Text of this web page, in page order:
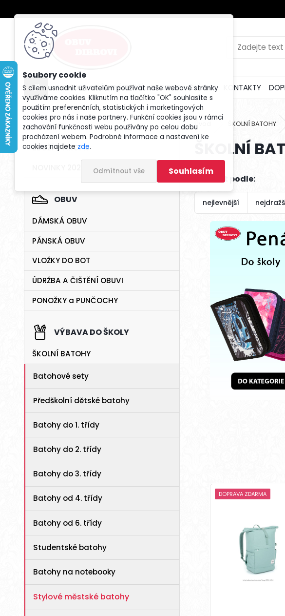
S cílem usnadnit uživatelům používat naše webové stránky
využíváme cookies. Kliknutím na tlačítko "OK" souhlasíte s
použitím preferenčních, statistických i marketingových
cookies pro nás i naše partnery. Funkční cookies jsou v rámci
zachování funkčnosti webu používány po celou dobu
procházení webem. Podrobné informace a nastavení ke
cookies najdete zde.
Odmítnout vše Souhlasím
E-SHOP VRÁCENÍ ZBOŽÍ RECENZE ČLÁNKY KONTAKTY
E-SHOP
ZBOŽÍ V AKCI %
OBUV
DÁMSKÁ OBUV
PÁNSKÁ OBUV
VLOŽKY DO BOT
ÚDRŽBA A ČIŠTĚNÍ OBUVI
PONOŽKY a PUNČOCHY
VÝBAVA DO ŠKOLY
ŠKOLNÍ BATOHY
Batohové sety
Předškolní dětské batohy
Batohy do 1. třídy
Batohy do 2. třídy
Batohy do 3. třídy
Batohy od 4. třídy
Batohy od 6. třídy
Studentské batohy
Batohy na notebooky
Stylové městské batohy
Úvod ŠKOLNÍ BATOHY
ŠKOLNÍ
Řadit podle:
nejlevnější
DOPRAVA ZDARMA